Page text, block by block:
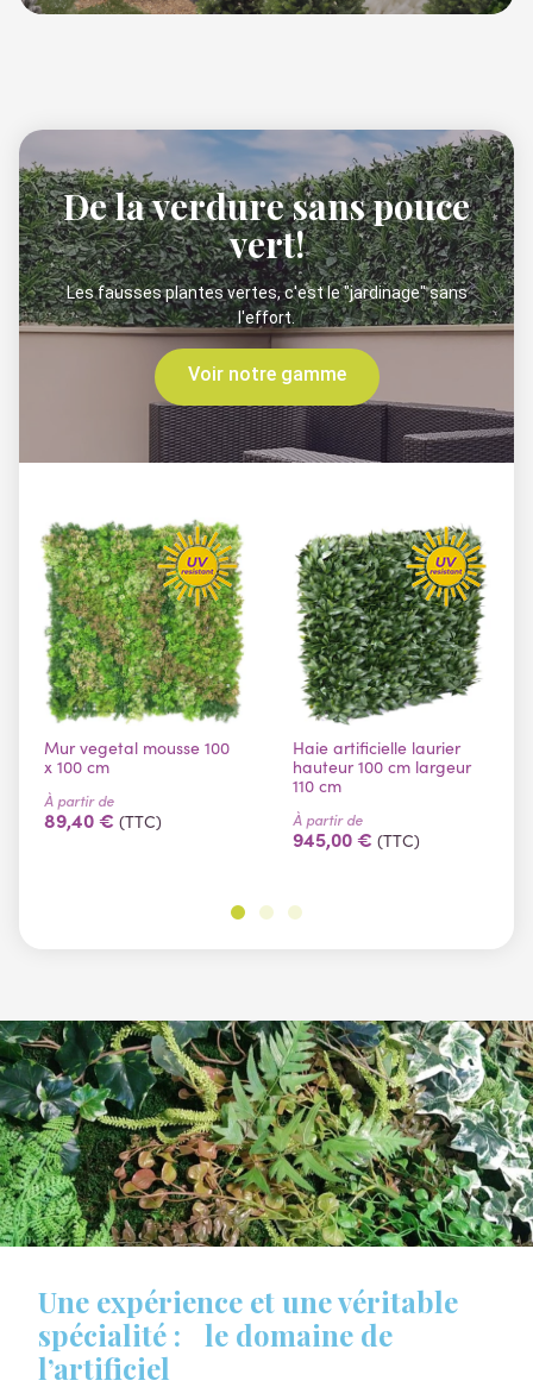
De la verdure sans pouce
vert!
Les fausses plantes vertes, c'est le "jardinage" sans
l'effort.
Voir notre gamme
Mur vegetal mousse 100
x 100 cm
À partir de
89,40 € (TTC)
Haie artificielle laurier
hauteur 100 cm largeur
110 cm
À partir de
945,00 € (TTC)
Une expérience et une véritable
spécialité : le domaine de
l’artificiel